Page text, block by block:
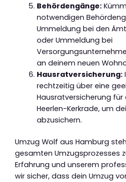
Behördengänge:
notwendigen
Ummeldung bei den
oder Ummeldung bei
an deinem neuen
Hausratversicherung:
rechtzeitig über eine
Hausratversicherung für
Heerlen-Kerkrade, um
abzusichern.
Umzug Wolf aus Hamburg
gesamten Umzugsprozesses
Erfahrung und unserem
wir sicher, dass dein Umzug